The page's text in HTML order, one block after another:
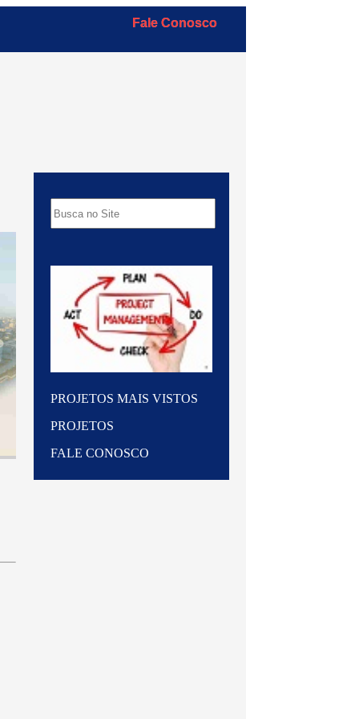
Fale Conosco
PROJETOS MAIS VISTOS
PROJETOS
FALE CONOSCO